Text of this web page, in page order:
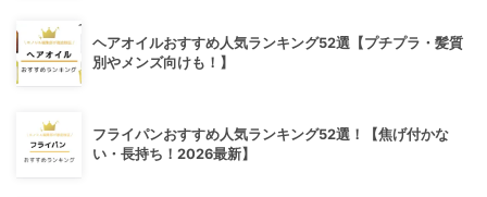
ヘアオイルおすすめ人気ランキング52選【プチプラ・髪質
別やメンズ向けも！】
フライパンおすすめ人気ランキング52選！【焦げ付かな
い・長持ち！2026最新】